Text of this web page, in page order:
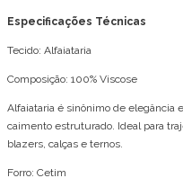
Especificações Técnicas
Tecido: Alfaiataria
Composição: 100% Viscose
Alfaiataria é sinônimo de elegância
caimento estruturado. Ideal para
blazers, calças e ternos.
Forro: Cetim